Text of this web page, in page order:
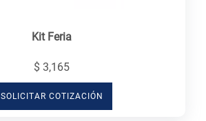
Kit Feria
$ 3,165
SOLICITAR COTIZACIÓN